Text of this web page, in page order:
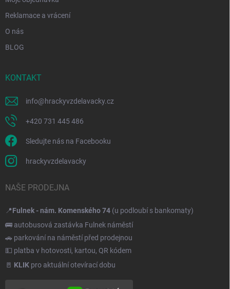
Reklamace a vrácení
O nás
BLOG
KONTAKT
info@hrackyvzdelavacky.cz
+420 731 445 486
Sledujte nás na Facebooku
hrackyvzdelavacky
NAŠE PRODEJNA
📍Fulnek - nám. Komenského 74 (u podloubí s bankomaty)
🚌 autobusová zastávka Fulnek náměstí
🚗 parkování na náměstí před prodejnou
💵 platba v hotovosti, kartou, QR kódem
🚪 KLIK pro aktuální otevírací dobu